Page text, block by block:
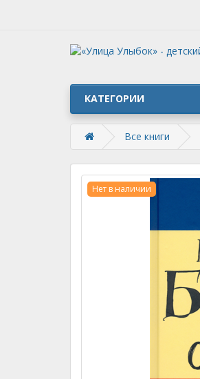
КАТЕГОРИИ
Все книги
Нет в наличии